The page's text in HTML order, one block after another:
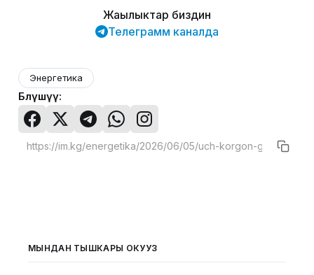
Жаңылыктар биздин
Телеграмм каналда
Энергетика
Бөлүшүү:
МЫНДАН ТЫШКАРЫ ОКУҢУЗ